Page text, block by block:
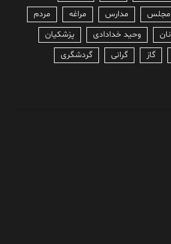
مجلس مدارس مراغه
مردم
نان وحید خدادادی
پزشکیان
گاز گرانی گردشگری